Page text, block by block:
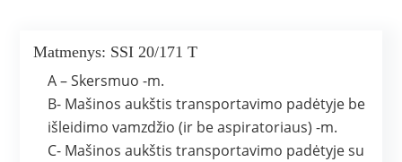
Matmenys: SSI 20/171 T
A – Skersmuo -m.
B- Mašinos aukštis transportavimo padėtyje be
išleidimo vamzdžio (ir be aspiratoriaus) -m.
C- Mašinos aukštis transportavimo padėtyje su